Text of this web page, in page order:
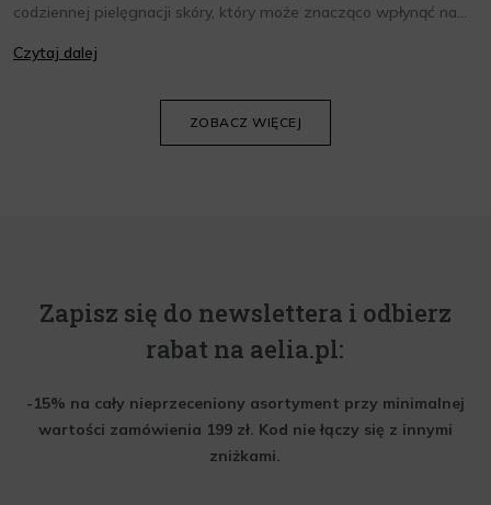
codziennej pielęgnacji skóry, który może znacząco wpłynąć na
oraz wiedzieć, jak dopasować je do potrzeb własnej skóry.
Czytaj dalej
ZOBACZ WIĘCEJ
Zapisz się do newslettera i odbierz
rabat na aelia.pl:
-15% na cały nieprzeceniony asortyment przy minimalnej
wartości zamówienia 199 zł. Kod nie łączy się z innymi
zniżkami.